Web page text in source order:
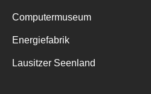
Computermuseum
Energiefabrik
Lausitzer Seenland